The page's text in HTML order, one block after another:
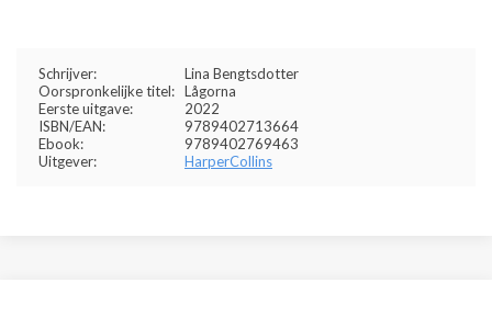
Schrijver:
Lina Bengtsdotter
Oorspronkelijke titel: Lågorna
Eerste uitgave:
2022
ISBN/EAN:
9789402713664
Ebook:
9789402769463
Uitgever:
HarperCollins